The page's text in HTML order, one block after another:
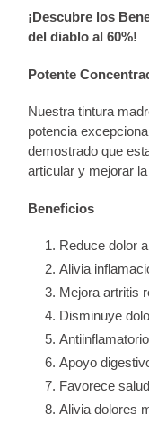
el
producto
tu
de
compra
¡Descubre los
del diablo al 60%!
Potente
Nuestra tintura
potencia
demostrado que
articular y mejorar
Beneficios
Reduce dolor
Alivia
Mejora artritis
Disminuye
Apoyo
Favorece
Alivia dolores